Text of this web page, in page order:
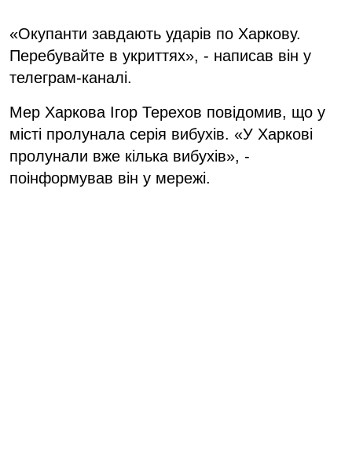
«Окупанти завдають ударів по Харкову.
Перебувайте в укриттях», - написав він у
телеграм-каналі.
Мер Харкова Ігор Терехов повідомив, що у
місті пролунала серія вибухів. «У Харкові
пролунали вже кілька вибухів», -
поінформував він у мережі.